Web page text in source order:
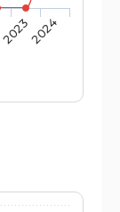
20232024